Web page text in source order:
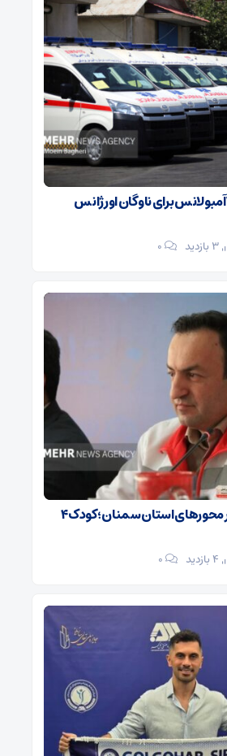
تفاهم‌نامه خرید ۱۲ آمبولانس برای ناوگان اورژانس
۰
۳ سانحه رانندگی در محورهای استان سمنان؛ کودک ۴
۰